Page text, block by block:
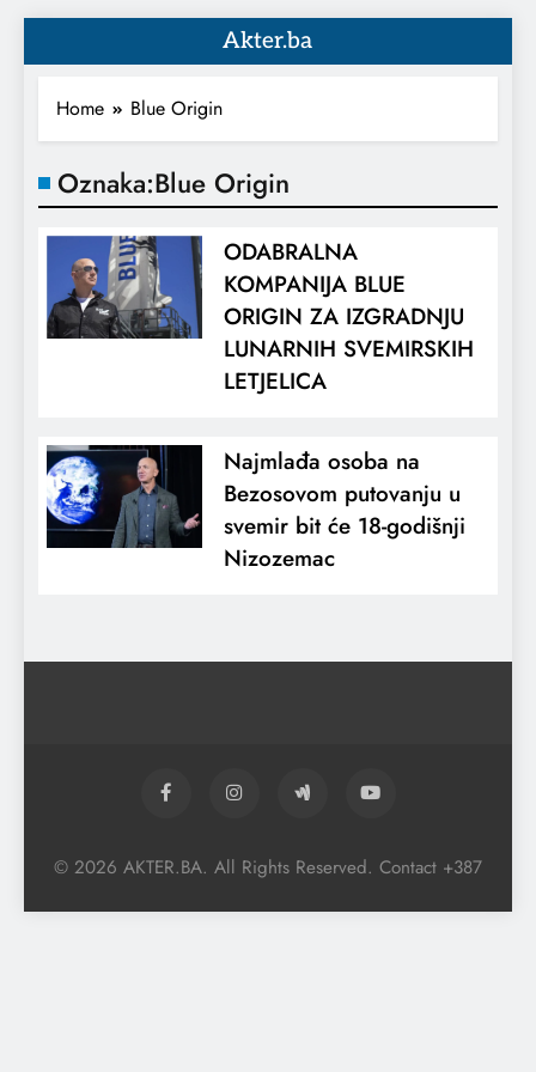
Akter.ba
Home Blue Origin
Oznaka:Blue Origin
ODABRALNA
KOMPANIJA BLUE
ORIGIN ZA IZGRADNJU
LUNARNIH SVEMIRSKIH
LETJELICA
Najmlađa osoba na
Bezosovom putovanju u
svemir bit će 18-godišnji
Nizozemac
© 2026 AKTER.BA. All Rights Reserved. Contact +387